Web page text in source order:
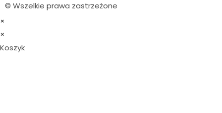
© Wszelkie prawa zastrzeżone
×
×
Koszyk